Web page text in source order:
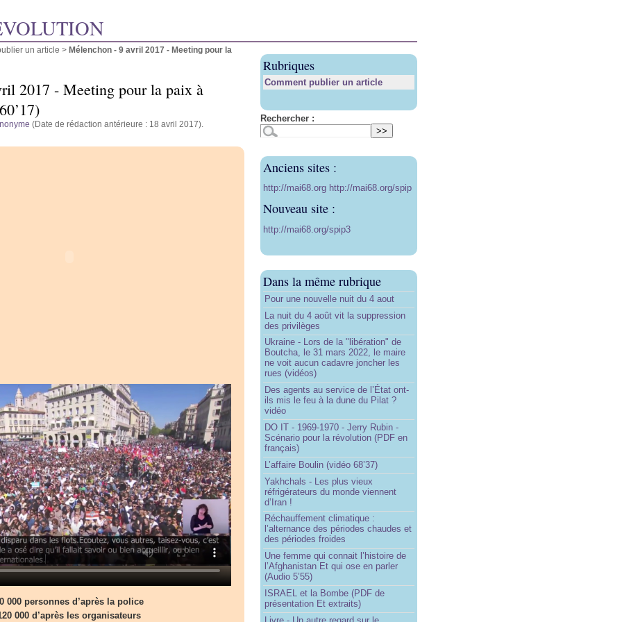
un article > Mélenchon - 9 avril 2017 - Meeting pour la
2017 - Meeting pour la paix à
(Date de rédaction antérieure : 18 avril 2017).
000 personnes d’après la police
000 d’après les organisateurs
Rubriques
Comment publier un article
Rechercher :
Anciens sites :
http://mai68.org http://mai68.org/spip
Nouveau site :
http://mai68.org/spip3
Dans la même rubrique
Pour une nouvelle nuit du 4 aout
La nuit du 4 août vit la suppression
des privilèges
Ukraine - Lors de la "libération" de
Boutcha, le 31 mars 2022, le maire
ne voit aucun cadavre joncher les
rues (vidéos)
Des agents au service de l’État ont-
ils mis le feu à la dune du Pilat ?
vidéo
DO IT - 1969-1970 - Jerry Rubin -
Scénario pour la révolution (PDF en
français)
L’affaire Boulin (vidéo 68’37)
Yakhchals - Les plus vieux
réfrigérateurs du monde viennent
d’Iran !
Réchauffement climatique :
l’alternance des périodes chaudes et
des périodes froides
Une femme qui connait l’histoire de
l’Afghanistan Et qui ose en parler
(Audio 5’55)
ISRAEL et la Bombe (PDF de
présentation Et extraits)